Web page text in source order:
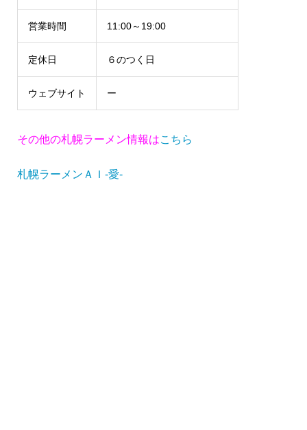
営業時間 11:00～19:00
定休日 ６のつく日
ウェブサイト ー
その他の札幌ラーメン情報はこちら
札幌ラーメンＡＩ-愛-